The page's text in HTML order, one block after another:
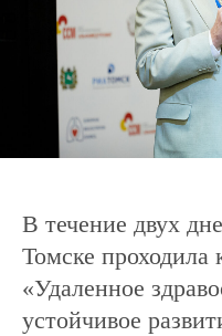
В течение двух
Томске проходила
«Удаленное
устойчивое